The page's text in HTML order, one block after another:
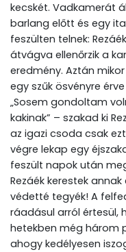
kecskét. Vadkamerát
barlang előtt és egy
feszülten telnek:
átvágva ellenőrzik a
eredmény. Aztán
egy szűk ösvényre
„Sosem gondoltam
kakinak” – szakad ki
az igazi csoda csak
végre lekap egy
feszült napok után
Rezáék kerestek
védetté tegyék! A
ráadásul arról értesül,
hetekben még három
ahogy kedélyesen